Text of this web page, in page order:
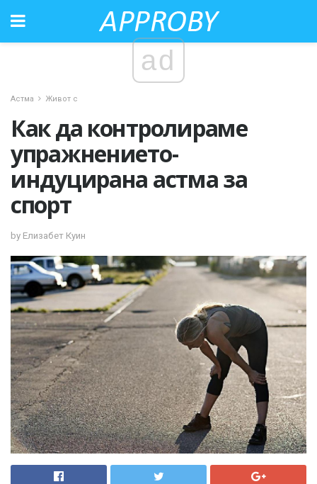
ad
Астма Живот с
Как да контролираме
упражнението-
индуцирана астма за
спорт
by Елизабет Куин